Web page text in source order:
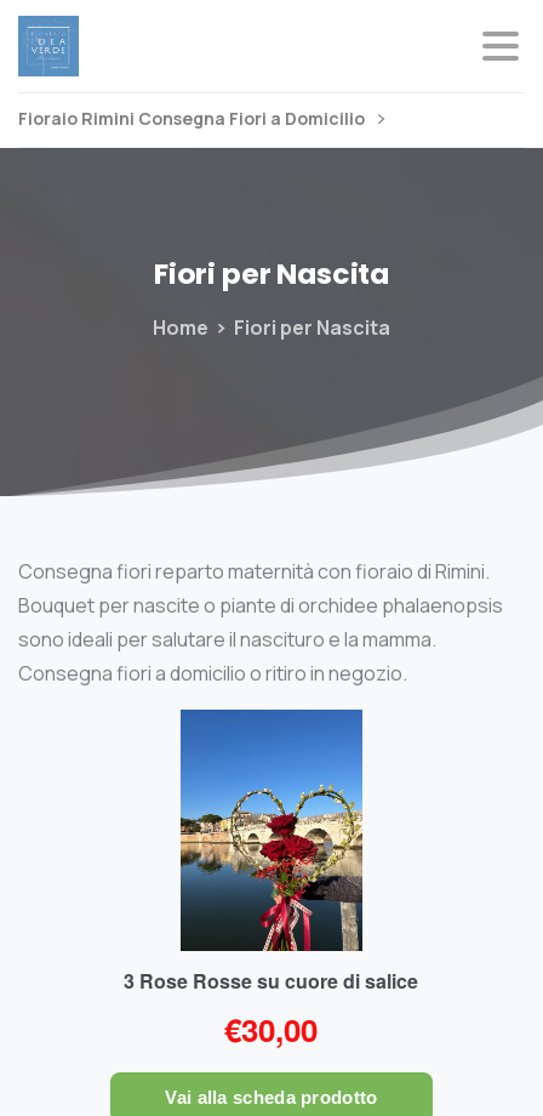
Fioraio Rimini Consegna Fiori a Domicilio
Fiori perNascita
Home Fiori per Nascita
Consegna fiori reparto maternità con fioraio di Rimini.
Bouquet per nascite o piante di orchidee phalaenopsis
sono ideali per salutare il nascituro e la mamma.
Consegna fiori a domicilio o ritiro in negozio.